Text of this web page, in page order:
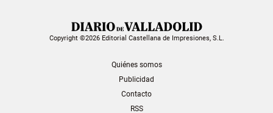
Copyright ©2026 Editorial Castellana de Impresiones, S.L.
Quiénes somos
Publicidad
Contacto
RSS